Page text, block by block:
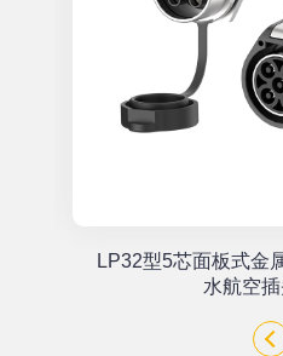
LP32型5芯面板式金
水航空